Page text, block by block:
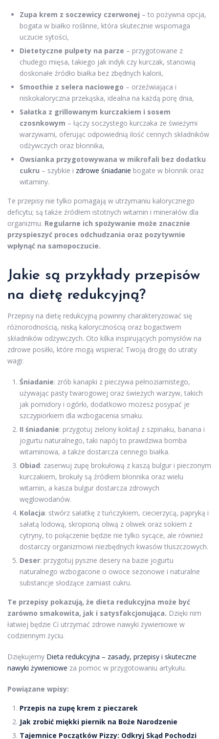
Zupa krem z soczewicy czerwonej – to pożywna opcja,
bogata w białko roślinne, która skutecznie wspomaga
uczucie sytości,
Dietetyczne pulpety na parze – przygotowane z
chudego mięsa, takiego jak indyk czy kurczak, stanowią
doskonałe źródło białka bez zbędnych kalorii,
Smoothie z selera naciowego – orzeźwiająca i
niskokaloryczna przekąska, idealna na każdą porę dnia,
Sałatka z grillowanym kurczakiem i sosem
czosnkowym – łączy soczystego kurczaka ze świeżymi
warzywami, oferując odpowiednią ilość cennych składników
odżywczych oraz błonnika,
Owsianka przygotowywana w mikrofali bez dodatku
cukru – szybkie i zdrowe śniadanie bogate w błonnik oraz
witaminy.
Te przepisy nie tylko pomagają w utrzymaniu kalorycznego
deficytu; są także źródłem istotnych witamin i minerałów dla
organizmu. Regularne ich spożywanie może znacznie
przyspieszyć proces odchudzania oraz pozytywnie
wpłynąć na samopoczucie.
Jakie są przykłady przepisów
na dietę redukcyjną?
Przepisy na dietę redukcyjną powinny charakteryzować się
różnorodnością, niską kalorycznością oraz bogactwem
składników odżywczych. Oto kilka inspirujących pomysłów na
zdrowe posiłki, które mogą wspierać Twoją drogę do utraty
wagi:
Śniadanie: zrób kanapki z pieczywa pełnoziarnistego,
używając pasty twarogowej oraz świeżych warzyw, takich
jak pomidory i ogórki, dodatkowo możesz posypać je
szczypiorkiem dla wzbogacenia smaku.
II śniadanie: przygotuj zielony koktajl z szpinaku, banana i
jogurtu naturalnego, taki napój to prawdziwa bomba
witaminowa, a także dostarcza cennego białka.
Obiad: zaserwuj zupę brokułową z kaszą bulgur i pieczonym
kurczakiem, brokuły są źródłem błonnika oraz wielu
witamin, a kasza bulgur dostarcza zdrowych
węglowodanów.
Kolacja: stwórz sałatkę z tuńczykiem, ciecierzycą, papryką i
sałatą lodową, skropioną oliwą z oliwek oraz sokiem z
cytryny, to połączenie będzie nie tylko sycące, ale również
dostarczy organizmowi niezbędnych kwasów tłuszczowych.
Deser: przygotuj pyszne desery na bazie jogurtu
naturalnego wzbogacone o owoce sezonowe i naturalne
substancje słodzące zamiast cukru.
Te przepisy pokazują, że dieta redukcyjna może być
zarówno smakowita, jak i satysfakcjonująca. Dzięki nim
łatwiej będzie Ci utrzymać zdrowe nawyki żywieniowe w
codziennym życiu.
Dziękujemy Dieta redukcyjna – zasady, przepisy i skuteczne
nawyki żywieniowe za pomoc w przygotowaniu artykułu.
Powiązane wpisy:
Przepis na zupę krem z pieczarek
Jak zrobić miękki piernik na Boże Narodzenie
Tajemnice Początków Pizzy: Odkryj Skąd Pochodzi